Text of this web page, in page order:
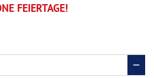
FEIERTAGE!